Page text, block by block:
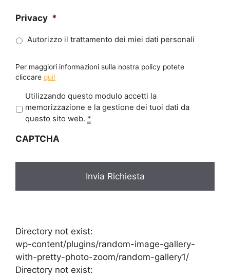
Privacy *
Autorizzo il trattamento dei miei dati personali
Per maggiori informazioni sulla nostra policy potete
cliccare qui!
r
a
y
Utilizzando questo modulo accetti la
memorizzazione e la gestione dei tuoi dati da
questo sito web. *
CAPTCHA
Directory not exist:
wp-content/plugins/random-image-gallery-
with-pretty-photo-zoom/random-gallery1/
Directory not exist: